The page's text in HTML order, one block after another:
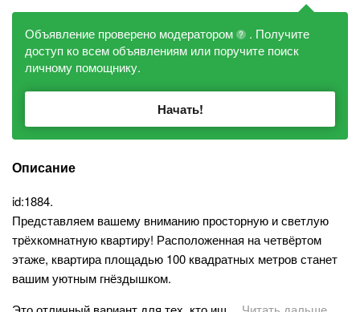
Объявление проверено модератором ?
. Получите
доступ ко всем объявлениям или поручите поиск
личному помощнику.
Начать!
Описание
id:1884.
Представляем вашему вниманию просторную и светлую
трёхкомнатную квартиру! Расположенная на четвёртом
этаже, квартира площадью 100 квадратных метров станет
вашим уютным гнёздышком.